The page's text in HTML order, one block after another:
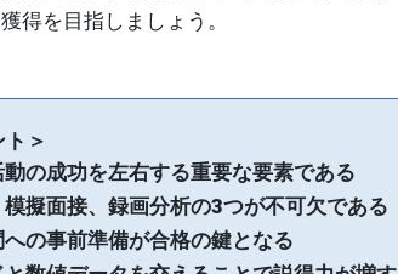
得を目指しましょう。
＞
の成功を左右する重要な要素である
擬面接、録画分析の3つが不可欠である
の事前準備が合格の鍵となる